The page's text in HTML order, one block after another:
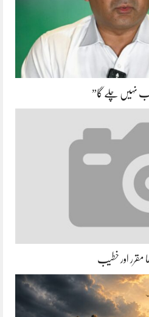
نہیں چلے گا”
مقرر اور خطیب